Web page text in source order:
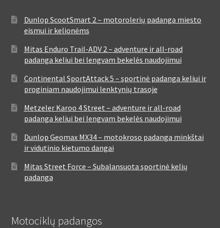
Dunlop ScootSmart 2 – motorolerių padanga miesto
eismui ir kelionėms
Mitas Enduro Trail-ADV 2 – adventure ir all-road
padanga keliui bei lengvam bekelės naudojimui
Continental SportAttack 5 – sportinė padanga keliui ir
proginiam naudojimui lenktynių trasoje
Metzeler Karoo 4 Street – adventure ir all-road
padanga keliui bei lengvam bekelės naudojimui
Dunlop Geomax MX34 – motokroso padanga minkštai
ir vidutinio kietumo dangai
Mitas Street Force – Subalansuota sportinė kelių
padanga
Motociklų padangos